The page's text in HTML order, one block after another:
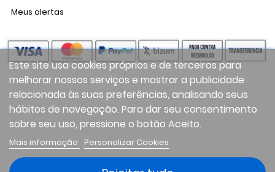
Este site usa cookies próprios e de terceiros para
melhorar nossos serviços e mostrar a publicidade
relacionada às suas preferências, analisando seus
hábitos de navegação. Para dar seu consentimento
sobre seu uso, pressione o botão Aceito.
Mais informação Personalizar Cookies
Meus alertas